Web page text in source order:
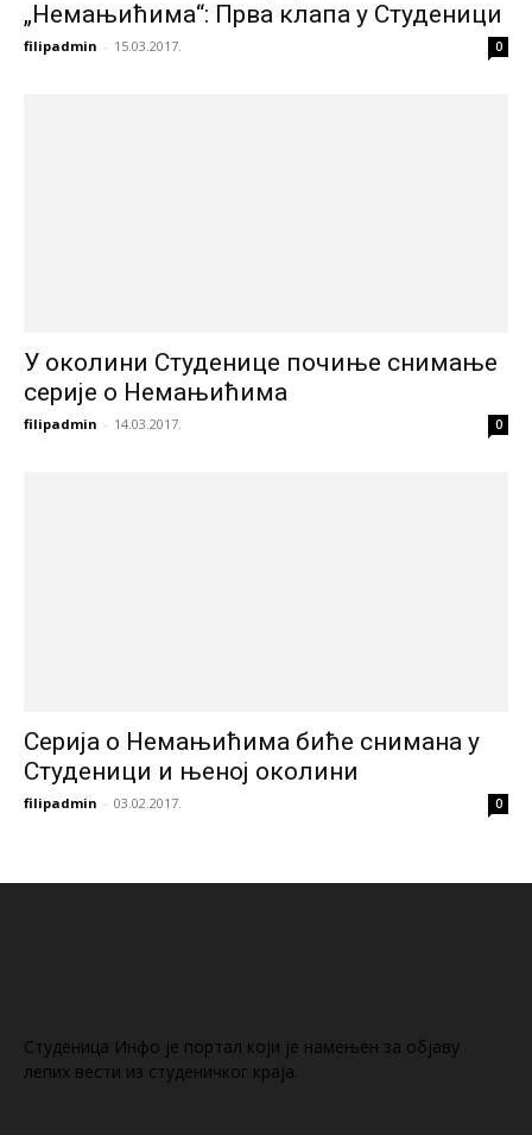
„Немањићима“: Прва клапа у Студеници
filipadmin - 15.03.2017. 0
У околини Студенице почиње снимање
серије о Немањићима
filipadmin - 14.03.2017. 0
Серија о Немањићима биће снимана у
Студеници и њеној околини
filipadmin - 03.02.2017. 0
Студеница Инфо је портал који је намењен за објaву
лепих вести из студеничког краја.